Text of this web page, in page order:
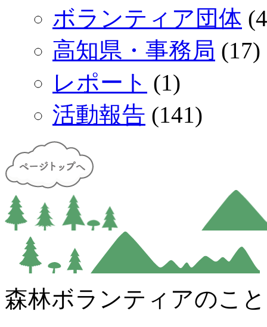
ボランティア団体
高知県・事務局 (17)
レポート (1)
活動報告 (141)
森林ボランティアのこ